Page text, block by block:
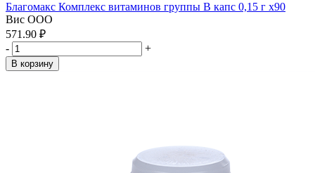
Благомакс Комплекс витаминов группы В капс 0,15 г x90
Вис ООО
571.90 ₽
-
+
В корзину